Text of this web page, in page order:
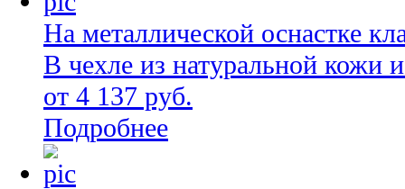
На металлической оснастке
В чехле из натуральной кожи
от 4 137 руб.
Подробнее